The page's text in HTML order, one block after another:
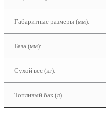
Габаритные размеры (мм):
База (мм):
Сухой вес (кг):
Топливый бак (л)